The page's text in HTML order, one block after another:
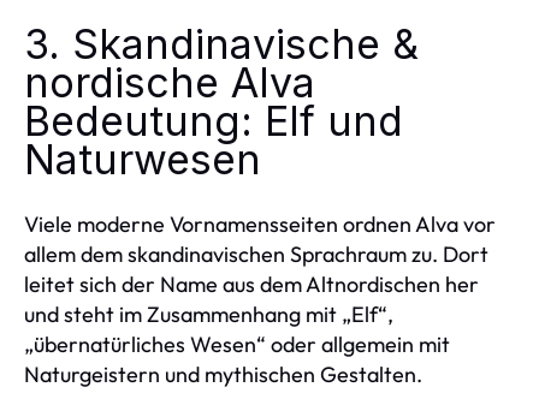
3. Skandinavische &
nordische Alva
Bedeutung: Elf und
Naturwesen
Viele moderne Vornamensseiten ordnen Alva vor
allem dem skandinavischen Sprachraum zu. Dort
leitet sich der Name aus dem Altnordischen her
und steht im Zusammenhang mit „Elf“,
„übernatürliches Wesen“ oder allgemein mit
Naturgeistern und mythischen Gestalten.